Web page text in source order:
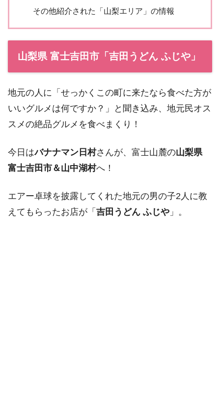
その他紹介された「山梨エリア」の情報
山梨県 富士吉田市「吉田うどん ふじや」
地元の人に「せっかくこの町に来たなら食べた方が
いいグルメは何ですか？」と聞き込み、地元民オス
スメの絶品グルメを食べまくり！
今日はバナナマン日村さんが、富士山麓の山梨県
富士吉田市＆山中湖村へ！
エアー卓球を披露してくれた地元の男の子2人に教
えてもらったお店が「 吉田うどん ふじや 」。